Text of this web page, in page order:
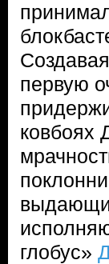
первую
ковбоях
глобус»